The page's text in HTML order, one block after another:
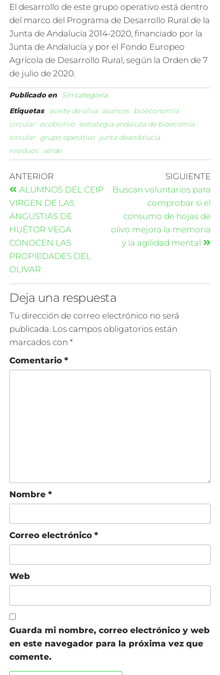
El desarrollo de este grupo operativo está dentro
del marco del Programa de Desarrollo Rural de la
Junta de Andalucía 2014-2020, financiado por la
Junta de Andalucía y por el Fondo Europeo
Agrícola de Desarrollo Rural, según la Orden de 7
de julio de 2020.
Publicado en
Sin categoría
Etiquetas
aceite de oliva avances bioeconomia
circular ecobiolivo estrategia andaluza de bioecomia
circular grupo operativo junta deandalucia
residuos
verde
ANTERIOR
ALUMNOS DEL CEIP
VIRGEN DE LAS
ANGUSTIAS DE
HUÉTOR VEGA
CONOCEN LAS
PROPIEDADES DEL
OLIVAR
SIGUIENTE
Buscan voluntarios para
comprobar si el
consumo de hojas de
olivo mejora la memoria
y la agilidad mental
Deja una respuesta
Tu dirección de correo electrónico no será
publicada. Los campos obligatorios están
marcados con*
Comentario*
Nombre*
Correo electrónico*
Web
Guarda mi nombre, correo electrónico y web
en este navegador para la próxima vez que
comente.